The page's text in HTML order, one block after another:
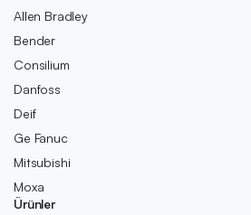
Allen Bradley
Bender
Consilium
Danfoss
Deif
Ge Fanuc
Mitsubishi
Moxa
Ürünler